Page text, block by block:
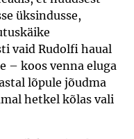
üksindusse,
vaid Rudolfi haual
– koos venna eluga
lõpule jõudma
hetkel kõlas vali